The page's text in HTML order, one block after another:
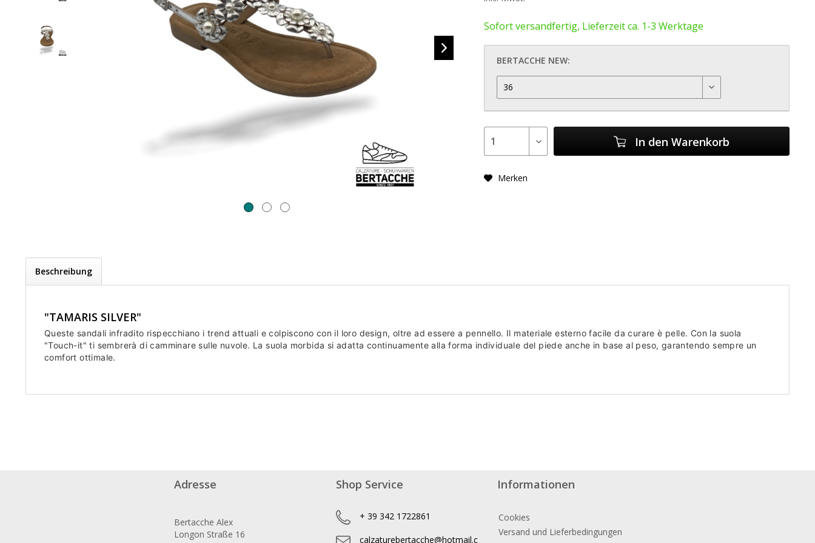
Sofort versandfertig, Lieferzeit ca. 1-3 Werktage
BERTACCHE NEW:
In den Warenkorb
Merken
Beschreibung
"TAMARIS SILVER"
Queste sandali infradito rispecchiano i trend attuali e colpiscono con il loro design, oltre ad essere a pennello. Il materiale esterno facile da curare è pelle. Con la suola
"Touch-it" ti sembrerà di camminare sulle nuvole. La suola morbida si adatta continuamente alla forma individuale del piede anche in base al peso, garantendo sempre un
comfort ottimale.
Adresse
Bertacche Alex
Longon Straße 16
Shop Service
+ 39 342 1722861
calzaturebertacche@hotmail.c
Informationen
Cookies
Versand und Lieferbedingungen